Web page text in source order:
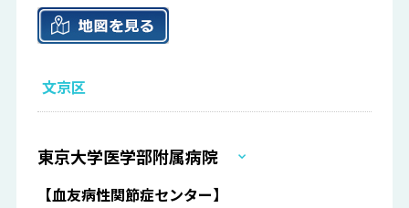
文京区
東京大学医学部附属病院
【血友病性関節症センター】